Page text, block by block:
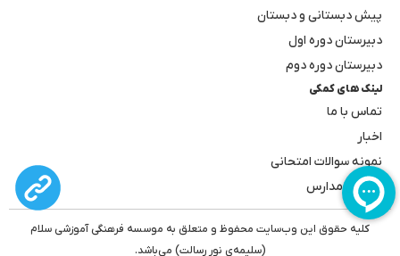
پیش دبستانی و دبستان
دبیرستان دوره اول
دبیرستان دوره دوم
لینک های کمکی
تماس با ما
اخبار
نمونه سوالات امتحانی
بهترین مدارس
کلیه حقوق این وب‌سایت محفوظ و متعلق به موسسه فرهنگی آموزشی سلام
(سلیمه‌ی نور رسالت) می‌باشد.